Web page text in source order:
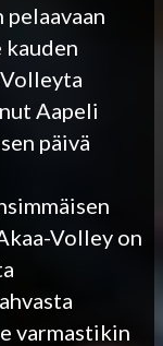
kauden
Aapeli
päivä
Volley on
varmastikin